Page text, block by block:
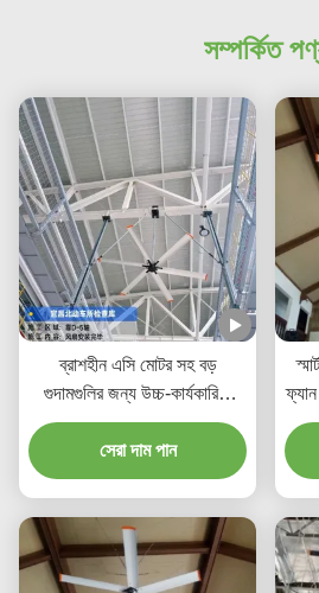
সম্পর্কিত
ব্রাশহীন এসি মোটর সহ বড়
গুদামগুলির জন্য উচ্চ-কার্যকারিতা
100 ইঞ্চি শিল্প সিলিং ফ্যান
সেরা দাম পান
ফ্যান